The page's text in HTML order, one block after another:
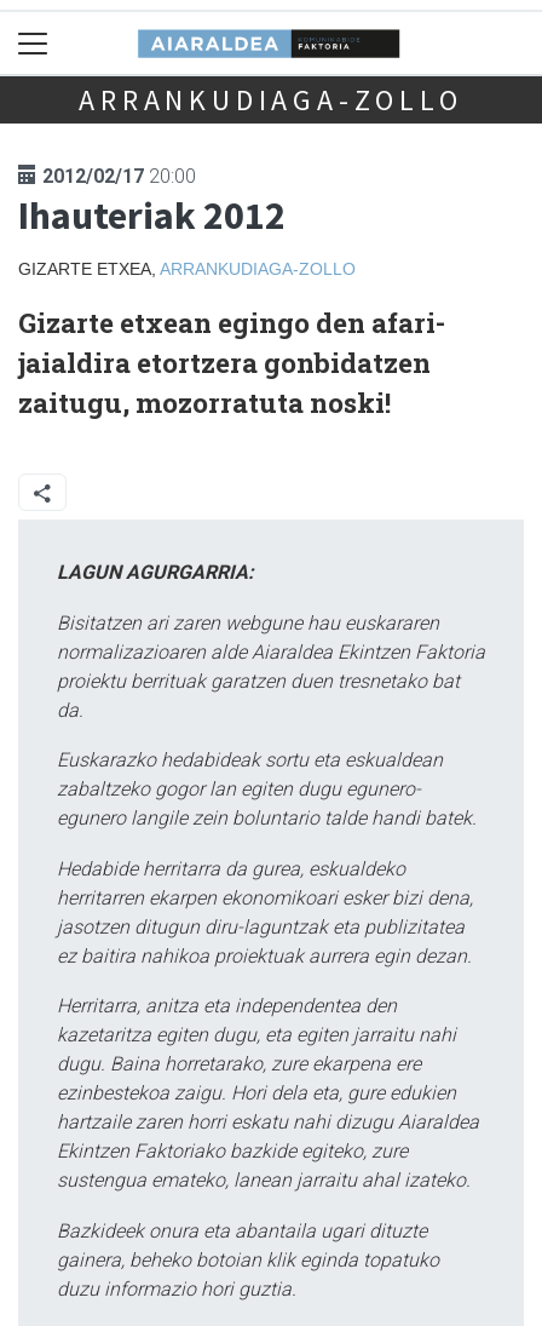
ARRANKUDIAGA-ZOLLO
2012/02/17 20:00
Ihauteriak 2012
GIZARTE ETXEA, ARRANKUDIAGA-ZOLLO
Gizarte etxean egingo den afari-
jaialdira etortzera gonbidatzen
zaitugu, mozorratuta noski!
LAGUN AGURGARRIA:
Bisitatzen ari zaren webgune hau euskararen
normalizazioaren alde Aiaraldea Ekintzen Faktoria
proiektu berrituak garatzen duen tresnetako bat
da.
Euskarazko hedabideak sortu eta eskualdean
zabaltzeko gogor lan egiten dugu egunero-
egunero langile zein boluntario talde handi batek.
Hedabide herritarra da gurea, eskualdeko
herritarren ekarpen ekonomikoari esker bizi dena,
jasotzen ditugun diru-laguntzak eta publizitatea
ez baitira nahikoa proiektuak aurrera egin dezan.
Herritarra, anitza eta independentea den
kazetaritza egiten dugu, eta egiten jarraitu nahi
dugu. Baina horretarako, zure ekarpena ere
ezinbestekoa zaigu. Hori dela eta, gure edukien
hartzaile zaren horri eskatu nahi dizugu Aiaraldea
Ekintzen Faktoriako bazkide egiteko, zure
sustengua emateko, lanean jarraitu ahal izateko.
Bazkideek onura eta abantaila ugari dituzte
gainera, beheko botoian klik eginda topatuko
duzu informazio hori guztia.